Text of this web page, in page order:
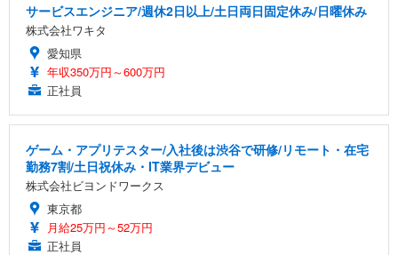
サービスエンジニア/週休2日以上/土日両日固定休み/日曜休み
株式会社ワキタ
愛知県
年収350万円～600万円
正社員
ゲーム・アプリテスター/入社後は渋谷で研修/リモート・在宅
勤務7割/土日祝休み・IT業界デビュー
株式会社ビヨンドワークス
東京都
月給25万円～52万円
正社員